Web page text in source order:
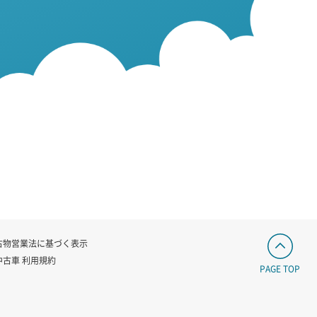
物営業法に基づく表示
古車 利用規約
PAGE TOP